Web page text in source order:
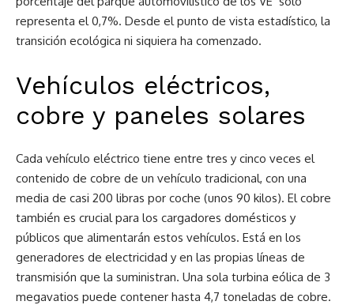
representa el 0,7%. Desde el punto de vista estadístico, la
transición ecológica ni siquiera ha comenzado.
Vehículos eléctricos,
cobre y paneles solares
Cada vehículo eléctrico tiene entre tres y cinco veces el
contenido de cobre de un vehículo tradicional, con una
media de casi 200 libras por coche (unos 90 kilos). El cobre
también es crucial para los cargadores domésticos y
públicos que alimentarán estos vehículos. Está en los
generadores de electricidad y en las propias líneas de
transmisión que la suministran. Una sola turbina eólica de 3
megavatios puede contener hasta 4,7 toneladas de cobre.